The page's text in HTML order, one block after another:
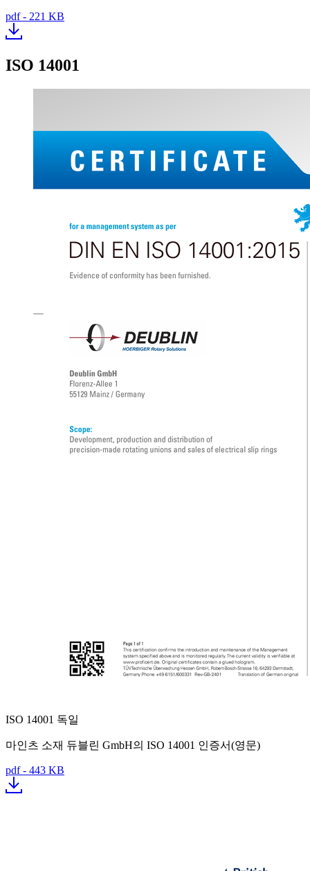
pdf - 221 KB
ISO 14001
ISO 14001 독일
마인츠 소재 듀블린 GmbH의 ISO 14001 인증서(영문)
pdf - 443 KB